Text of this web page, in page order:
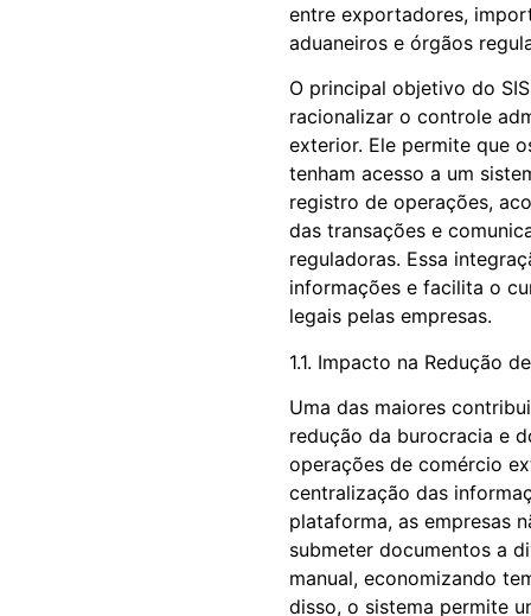
entre exportadores,
aduaneiros e órgãos
O principal objetivo do
racionalizar o controle
exterior. Ele permite que
tenham acesso a um
registro de operações,
das transações e
reguladoras. Essa
informações e facilita o
legais pelas empresas.
1.1. Impacto na Redução
Uma das maiores
redução da burocracia e
operações de comércio
centralização das
plataforma, as empresas
submeter documentos a
manual, economizando
disso, o sistema permite